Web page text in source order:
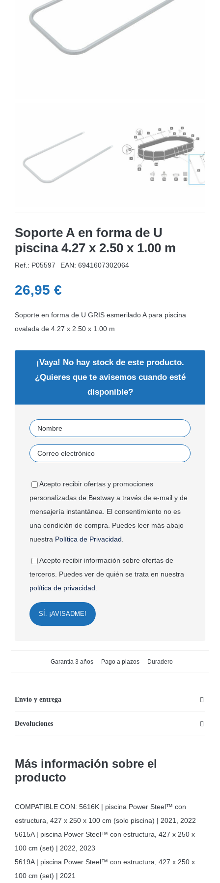
MOBILIARIO HINCHABLE
CAMPING
ACCESORIOS DE PISCINAS
Soporte A en forma de U
piscina 4.27 x 2.50 x 1.00 m
Ref.: P05597 EAN: 6941607302064
26,95 €
Soporte en forma de U GRIS esmerilado A para piscina
ovalada de 4.27 x 2.50 x 1.00 m
¡Vaya! No hay stock de este producto.
¿Quieres que te avisemos cuando esté
disponible?
Acepto recibir ofertas y promociones
personalizadas de Bestway a través de e-mail y de
mensajería instantánea. El consentimiento no es
una condición de compra. Puedes leer más abajo
nuestra Política de Privacidad
Acepto recibir información sobre ofertas de
terceros. Puedes ver de quién se trata en nuestra
política de privacidad
SÍ. ¡AVISADME!
Garantía 3 años Pago a plazos Duradero
Envío y entrega
Devoluciones
Más información sobre el
producto
COMPATIBLE CON: 5616K | piscina Power Steel™ con
estructura, 427 x 250 x 100 cm (solo piscina) | 2021, 2022
5615A | piscina Power Steel™ con estructura, 427 x 250 x
100 cm (set) | 2022, 2023
5619A | piscina Power Steel™ con estructura, 427 x 250 x
100 cm (set) | 2021